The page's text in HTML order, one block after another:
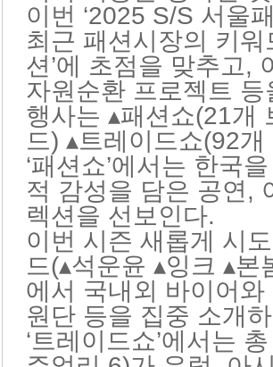
이번 ‘2025 S/S 서울
최근 패션시장의 키
션’에 초점을 맞추고,
자원순환 프로젝트
행사는 ▴패션쇼(21개
드) ▴트레이드쇼(92
‘패션쇼’에서는 한국
적 감성을 담은 공연,
렉션을 선보인다.
이번 시즌 새롭게 시
드(▴석운윤 ▴잉크 ▴
에서 국내외 바이어
원단 등을 집중 소개
‘트레이드쇼’에서는